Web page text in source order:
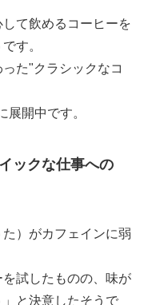
して飲めるコーヒーを
す。
た"クラシックなコ
開中です。
ックな仕事への
）がカフェインに弱
試したものの、味が
と決意したそうで